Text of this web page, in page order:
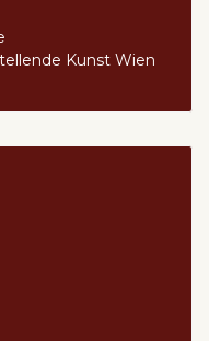
Kunst Wien